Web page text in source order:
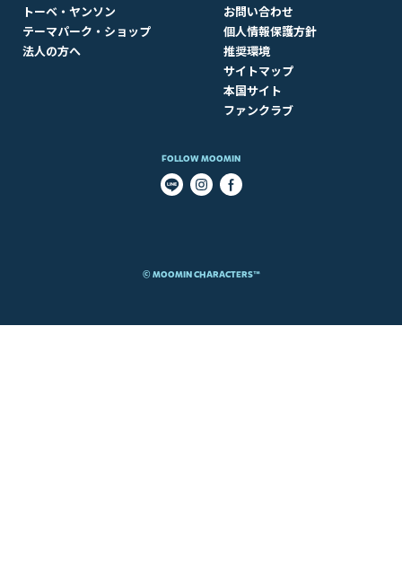
トーベ・ヤンソン
テーマパーク・ショップ
法人の方へ
お問い合わせ
個人情報保護方針
推奨環境
サイトマップ
本国サイト
ファンクラブ
FOLLOW MOOMIN
© MOOMIN CHARACTERS™​